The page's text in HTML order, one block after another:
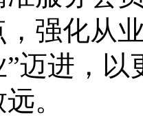
强化从
迈进，
。